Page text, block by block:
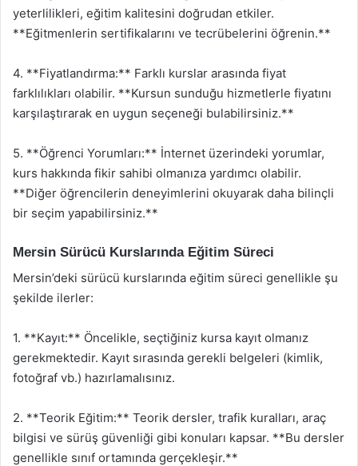
yeterlilikleri, eğitim kalitesini doğrudan etkiler.
**Eğitmenlerin sertifikalarını ve tecrübelerini öğrenin.**
4. **Fiyatlandırma:** Farklı kurslar arasında fiyat
farklılıkları olabilir. **Kursun sunduğu hizmetlerle fiyatını
karşılaştırarak en uygun seçeneği bulabilirsiniz.**
5. **Öğrenci Yorumları:** İnternet üzerindeki yorumlar,
kurs hakkında fikir sahibi olmanıza yardımcı olabilir.
**Diğer öğrencilerin deneyimlerini okuyarak daha bilinçli
bir seçim yapabilirsiniz.**
Mersin Sürücü Kurslarında Eğitim Süreci
Mersin’deki sürücü kurslarında eğitim süreci genellikle şu
şekilde ilerler:
1. **Kayıt:** Öncelikle, seçtiğiniz kursa kayıt olmanız
gerekmektedir. Kayıt sırasında gerekli belgeleri (kimlik,
fotoğraf vb.) hazırlamalısınız.
2. **Teorik Eğitim:** Teorik dersler, trafik kuralları, araç
bilgisi ve sürüş güvenliği gibi konuları kapsar. **Bu dersler
genellikle sınıf ortamında gerçekleşir.**